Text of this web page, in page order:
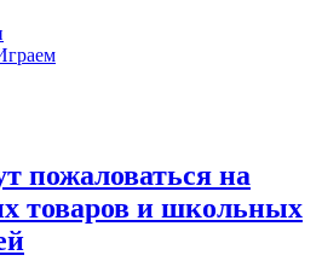
пожаловаться на
товаров и школьных